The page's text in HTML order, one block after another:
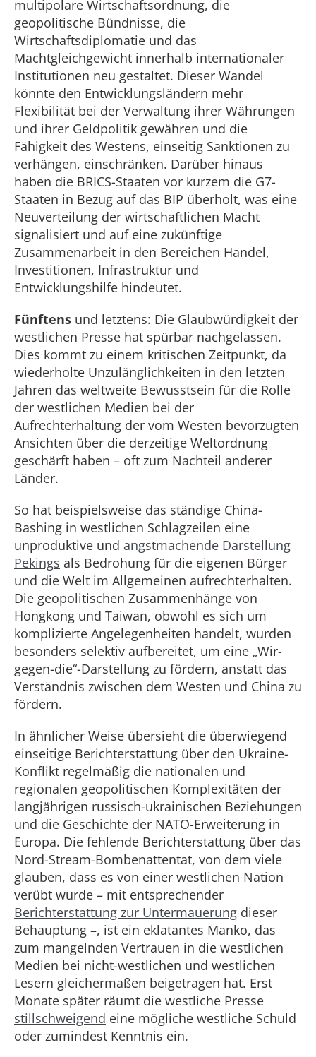
multipolare Wirtschaftsordnung, die
geopolitische Bündnisse, die
Wirtschaftsdiplomatie und das
Machtgleichgewicht innerhalb internationaler
Institutionen neu gestaltet. Dieser Wandel
könnte den Entwicklungsländern mehr
Flexibilität bei der Verwaltung ihrer Währungen
und ihrer Geldpolitik gewähren und die
Fähigkeit des Westens, einseitig Sanktionen zu
verhängen, einschränken. Darüber hinaus
haben die BRICS-Staaten vor kurzem die G7-
Staaten in Bezug auf das BIP überholt, was eine
Neuverteilung der wirtschaftlichen Macht
signalisiert und auf eine zukünftige
Zusammenarbeit in den Bereichen Handel,
Investitionen, Infrastruktur und
Entwicklungshilfe hindeutet.
Fünftens und letztens: Die Glaubwürdigkeit der
westlichen Presse hat spürbar nachgelassen.
Dies kommt zu einem kritischen Zeitpunkt, da
wiederholte Unzulänglichkeiten in den letzten
Jahren das weltweite Bewusstsein für die Rolle
der westlichen Medien bei der
Aufrechterhaltung der vom Westen bevorzugten
Ansichten über die derzeitige Weltordnung
geschärft haben – oft zum Nachteil anderer
Länder.
So hat beispielsweise das ständige China-
Bashing in westlichen Schlagzeilen eine
unproduktive und angstmachende Darstellung
Pekings als Bedrohung für die eigenen Bürger
und die Welt im Allgemeinen aufrechterhalten.
Die geopolitischen Zusammenhänge von
Hongkong und Taiwan, obwohl es sich um
komplizierte Angelegenheiten handelt, wurden
besonders selektiv aufbereitet, um eine „Wir-
gegen-die“-Darstellung zu fördern, anstatt das
Verständnis zwischen dem Westen und China zu
fördern.
In ähnlicher Weise übersieht die überwiegend
einseitige Berichterstattung über den Ukraine-
Konflikt regelmäßig die nationalen und
regionalen geopolitischen Komplexitäten der
langjährigen russisch-ukrainischen Beziehungen
und die Geschichte der NATO-Erweiterung in
Europa. Die fehlende Berichterstattung über das
Nord-Stream-Bombenattentat, von dem viele
glauben, dass es von einer westlichen Nation
verübt wurde – mit entsprechender
Berichterstattung zur Untermauerung dieser
Behauptung –, ist ein eklatantes Manko, das
zum mangelnden Vertrauen in die westlichen
Medien bei nicht-westlichen und westlichen
Lesern gleichermaßen beigetragen hat. Erst
Monate später räumt die westliche Presse
stillschweigend eine mögliche westliche Schuld
oder zumindest Kenntnis ein.